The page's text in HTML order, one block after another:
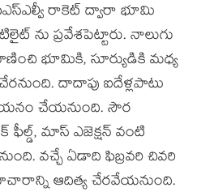
రాకెట్ ద్వారా భూమి
ను ప్రవేశపెట్టారు. నాలుగు
భూమికి, సూర్యుడికి మధ్య
దాదాపు ఐదేళ్లపాటు
చేయనుంది. సౌర
ఫీల్డ్, మాస్ ఎజెక్షన్ వంటి
వచ్చే ఏడాది ఫిబ్రవరి చివరి
ఆదిత్య చేరవేయనుంది.